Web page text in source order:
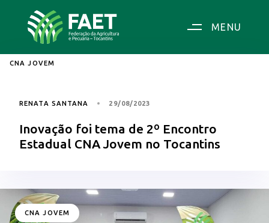
MENU
CNA JOVEM
RENATA SANTANA 29/08/2023
Inovação foi tema de 2º Encontro
Estadual CNA Jovem no Tocantins
CNA JOVEM